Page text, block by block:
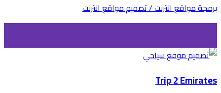
برمجة مواقع انترنت / تصميم مواقع انترنت
Trip 2 Emirates